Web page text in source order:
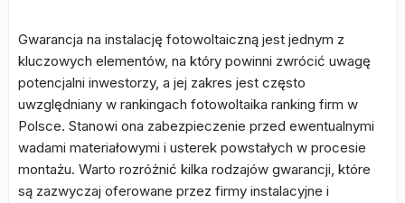
Gwarancja na instalację fotowoltaiczną jest jednym z
kluczowych elementów, na który powinni zwrócić uwagę
potencjalni inwestorzy, a jej zakres jest często
uwzględniany w rankingach fotowoltaika ranking firm w
Polsce. Stanowi ona zabezpieczenie przed ewentualnymi
wadami materiałowymi i usterek powstałych w procesie
montażu. Warto rozróżnić kilka rodzajów gwarancji, które
są zazwyczaj oferowane przez firmy instalacyjne i